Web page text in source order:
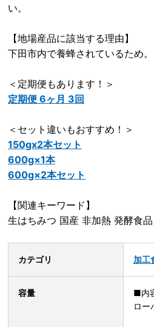
い。
【地場産品に該当する理由】
下田市内で養蜂されているため
＜定期便もあります！＞
定期便 6ヶ月 3回
＜セット違いもおすすめ！＞
150gx2本セット
600g×1本
600g×2本セット
【関連キーワード】
生はちみつ 国産 非加熱 発酵食
カテゴリ 加工
容量
■内
ロ